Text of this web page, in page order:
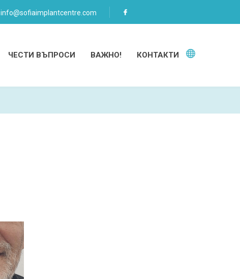
info@sofiaimplantcentre.com
ЧЕСТИ ВЪПРОСИ ВАЖНО! КОНТАКТИ